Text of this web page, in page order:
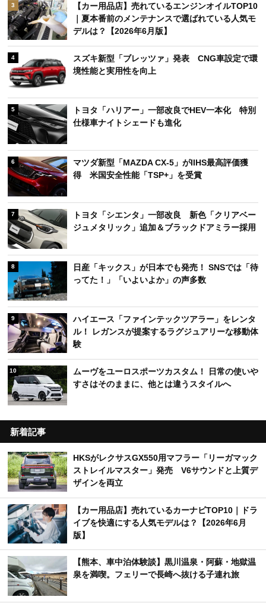
3
【カー用品店】売れているエンジンオイルTOP10
｜夏本番前のメンテナンスで選ばれている人気モ
デルは？【2026年6月版】
4
スズキ新型「ブレッツァ」発表 CNG車設定で環
境性能と実用性を向上
5
トヨタ「ハリアー」一部改良でHEV一本化 特別
仕様車ナイトシェードも進化
6
マツダ新型「MAZDA CX-5」がIIHS最高評価獲
得 米国安全性能「TSP+」を受賞
7
トヨタ「シエンタ」一部改良 新色「クリアベー
ジュメタリック」追加＆ブラックドアミラー採用
8
日産「キックス」が日本でも発売！ SNSでは「待
ってた！」「いよいよか」の声多数
9
ハイエース「ファインテックツアラー」をレンタ
ル！ レガンスが提案するラグジュアリーな移動体
験
10
ムーヴをユーロスポーツカスタム！ 日常の使いや
すさはそのままに、他とは違うスタイルへ
新着記事
HKSがレクサスGX550用マフラー「リーガマック
ストレイルマスター」発売 V6サウンドと上質デ
ザインを両立
【カー用品店】売れているカーナビTOP10｜ドラ
イブを快適にする人気モデルは？【2026年6月
版】
【熊本、車中泊体験談】黒川温泉・阿蘇・地獄温
泉を満喫。フェリーで長崎へ抜ける子連れ旅